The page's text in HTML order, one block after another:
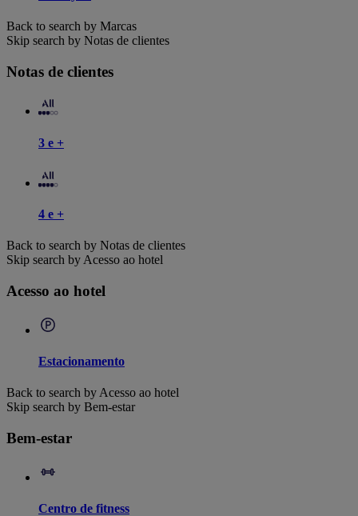
Back to search by Marcas
Skip search by Notas de clientes
Notas de clientes
3 e +
4 e +
Back to search by Notas de clientes
Skip search by Acesso ao hotel
Acesso ao hotel
Estacionamento
Back to search by Acesso ao hotel
Skip search by Bem-estar
Bem-estar
Centro de fitness